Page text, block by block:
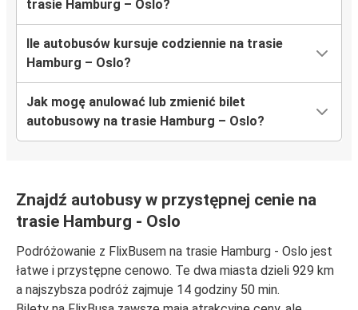
trasie Hamburg – Oslo?
Ile autobusów kursuje codziennie na trasie
Hamburg – Oslo?
Jak mogę anulować lub zmienić bilet
autobusowy na trasie Hamburg – Oslo?
Znajdź autobusy w przystępnej cenie na
trasie Hamburg - Oslo
Podróżowanie z FlixBusem na trasie Hamburg - Oslo jest
łatwe i przystępne cenowo. Te dwa miasta dzieli 929 km
a najszybsza podróż zajmuje 14 godziny 50 min.